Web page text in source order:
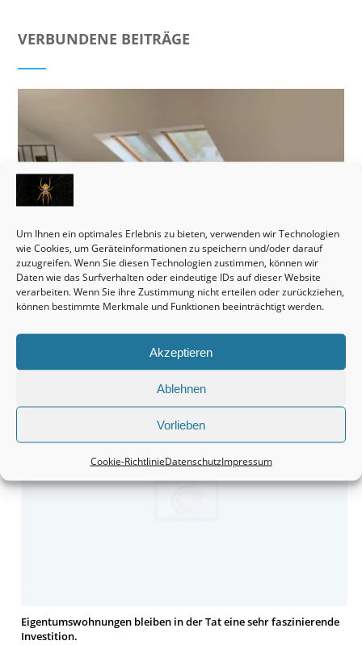
Um Ihnen ein optimales Erlebnis zu bieten, verwenden wir Technologien
wie Cookies, um Geräteinformationen zu speichern und/oder darauf
zuzugreifen. Wenn Sie diesen Technologien zustimmen, können wir
Daten wie das Surfverhalten oder eindeutige IDs auf dieser Website
verarbeiten. Wenn Sie ihre Zustimmung nicht erteilen oder zurückziehen,
können bestimmte Merkmale und Funktionen beeinträchtigt werden.
Akzeptieren
Ablehnen
Vorlieben
Cookie-RichtlinieDatenschutzImpressum
VERBUNDENE BEITRÄGE
Monteurzimmer Hannover: Schnell die passende Unterkunft
Eigentumswohnungen bleiben in der Tat eine sehr faszinierende
Investition.